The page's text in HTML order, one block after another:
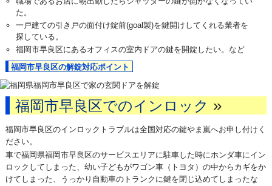
た。
一戸建ての引き戸の面付け錠前(goal製)を鍵開けしてくれる業者を
探している。
福岡市早良区にあるオフィスの室内ドアの鍵を開錠したい。など
福岡市早良区の解錠対応ポイント
福岡市早良区でのインロック »
福岡市早良区のインロックトラブルは全国対応の鍵やま嵐へお申し付けく
ださい。
車で福岡県福岡市早良区のサービスエリアに駐車した時にホンダ車にイン
ロックしてしまった、幼い子どもがワゴン車（トヨタ）の中からカギをか
けてしまった、うっかり自動車のトランクに鍵を閉じ込めてしまったな